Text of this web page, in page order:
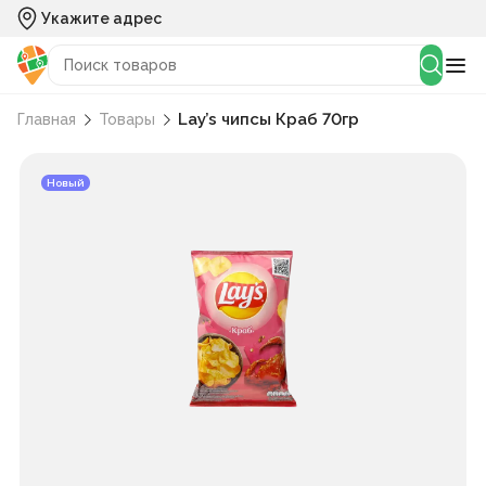
Укажите адрес
Главная Товары Lay’s чипсы Краб 70гр
Новый